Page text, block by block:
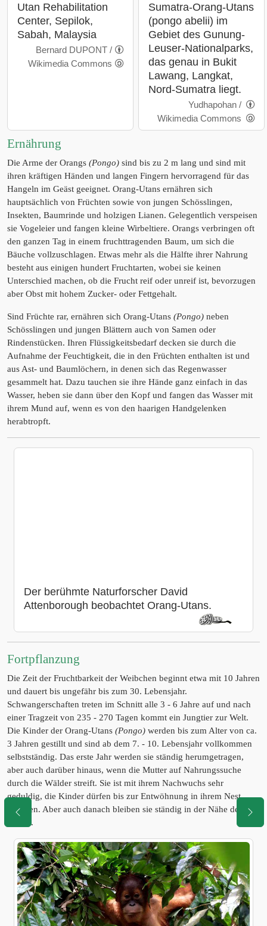
Utan Rehabilitation
Center, Sepilok,
Sabah, Malaysia
Bernard DUPONT /
Wikimedia Commons
Sumatra-Orang-Utans
(pongo abelii) im
Gebiet des Gunung-
Leuser-Nationalparks,
das genau in Bukit
Lawang, Langkat,
Nord-Sumatra liegt.
Yudhapohan /
Wikimedia Commons
Ernährung
Die Arme der Orangs (Pongo) sind bis zu 2 m lang und sind mit
ihren kräftigen Händen und langen Fingern hervorragend für das
Hangeln im Geäst geeignet. Orang-Utans ernähren sich
hauptsächlich von Früchten sowie von jungen Schösslingen,
Insekten, Baumrinde und holzigen Lianen. Gelegentlich verspeisen
sie Vogeleier und fangen kleine Wirbeltiere. Orangs verbringen oft
den ganzen Tag in einem fruchttragenden Baum, um sich die
Bäuche vollzuschlagen. Etwas mehr als die Hälfte ihrer Nahrung
besteht aus einigen hundert Fruchtarten, wobei sie keinen
Unterschied machen, ob die Frucht reif oder unreif ist, bevorzugen
aber Obst mit hohem Zucker- oder Fettgehalt.
Sind Früchte rar, ernähren sich Orang-Utans (Pongo) neben
Schösslingen und jungen Blättern auch von Samen oder
Rindenstücken. Ihren Flüssigkeitsbedarf decken sie durch die
Aufnahme der Feuchtigkeit, die in den Früchten enthalten ist und
aus Ast- und Baumlöchern, in denen sich das Regenwasser
gesammelt hat. Dazu tauchen sie ihre Hände ganz einfach in das
Wasser, heben sie dann über den Kopf und fangen das Wasser mit
ihrem Mund auf, wenn es von den haarigen Handgelenken
herabtropft.
Der berühmte Naturforscher David
Attenborough beobachtet Orang-Utans.
Fortpflanzung
Die Zeit der Fruchtbarkeit der Weibchen beginnt etwa mit 10 Jahren
und dauert bis ungefähr bis zum 30. Lebensjahr.
Schwangerschaften treten im Schnitt alle 3 - 6 Jahre auf und nach
einer Tragzeit von 235 - 270 Tagen kommt ein Jungtier zur Welt.
Die Kinder der Orang-Utans (Pongo) werden bis zum Alter von ca.
3 Jahren gestillt und sind ab dem 7. - 10. Lebensjahr vollkommen
selbstständig. Das erste Jahr werden sie ständig herumgetragen,
aber auch darüber hinaus, wenn die Mutter auf Nahrungssuche
durch die Wälder streift. Sie ist mit ihrem Nachwuchs sehr
geduldig, die Kinder dürfen bis zur Entwöhnung in ihrem Nest
schlafen. Aber auch danach bleiben sie ständig in der Nähe der
Mutter.